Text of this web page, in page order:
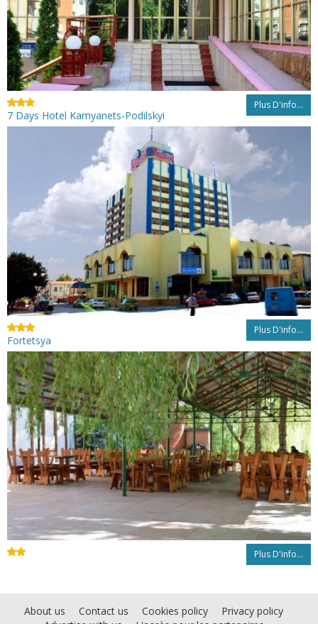
Plus D'info...
7 Days Hotel Kamyanets-Podilskyi
Plus D'info...
Fortetsya
Plus D'info...
About us Contact us Cookies policy
Privacy policy